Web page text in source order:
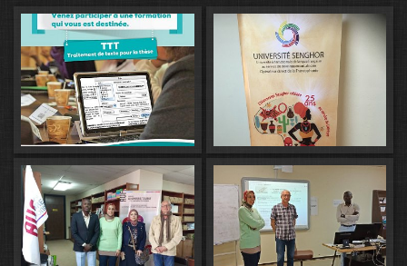
plus générale pour tout document long
nécessitant le respect d’une
homogénéité de mise en page et
d’obligations éditoriales. Outre la
manipulation d’une feuille de style
existante, être capable d’en créer une
nouvelle et de l’enregistrer sous forme
de modèle. Cette formation portera
aussi sur tout ce qui doit accompagner
un document de type universitaire :
appareil critique, table des matières,
sommaire, index…
(https://www.molon.fr/TTT/index.html)